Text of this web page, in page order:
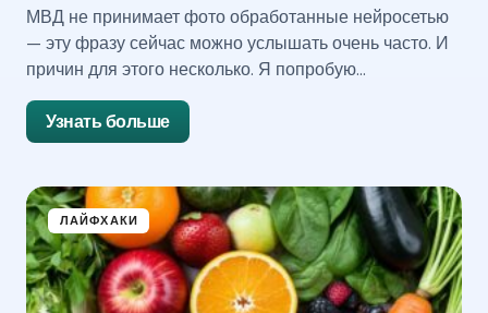
МВД не принимает фото обработанные нейросетью
— эту фразу сейчас можно услышать очень часто. И
причин для этого несколько. Я попробую…
Узнать больше
ЛАЙФХАКИ